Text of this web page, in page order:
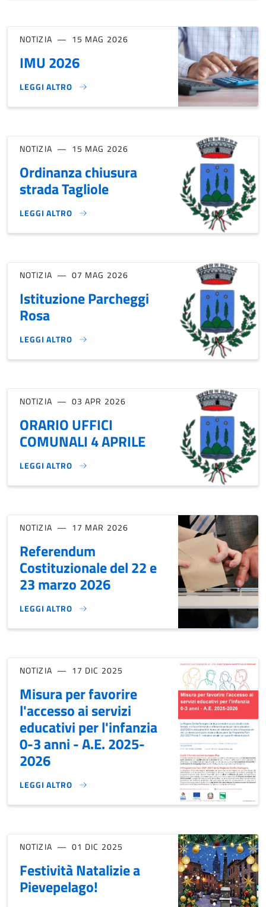
NOTIZIA 15 MAG 2026
IMU 2026
LEGGI ALTRO
IMU 2026}
NOTIZIA 15 MAG 2026
Ordinanza chiusura
strada Tagliole
LEGGI ALTRO
ORDINANZA CHIUSURA STRADA TAGLIOLE}
NOTIZIA 07 MAG 2026
Istituzione Parcheggi
Rosa
LEGGI ALTRO
ISTITUZIONE PARCHEGGI ROSA}
NOTIZIA 03 APR 2026
ORARIO UFFICI
COMUNALI 4 APRILE
LEGGI ALTRO
ORARIO UFFICI COMUNALI 4 APRILE}
NOTIZIA 17 MAR 2026
Referendum
Costituzionale del 22 e
23 marzo 2026
LEGGI ALTRO
REFERENDUM COSTITUZIONALE DEL 22 E 23 MARZO 2026}
NOTIZIA 17 DIC 2025
Misura per favorire
l'accesso ai servizi
educativi per l'infanzia
0-3 anni - A.E. 2025-
2026
LEGGI ALTRO
MISURA PER FAVORIRE L'ACCESSO AI SERVIZI
NOTIZIA 01 DIC 2025
Festività Natalizie a
Pievepelago!